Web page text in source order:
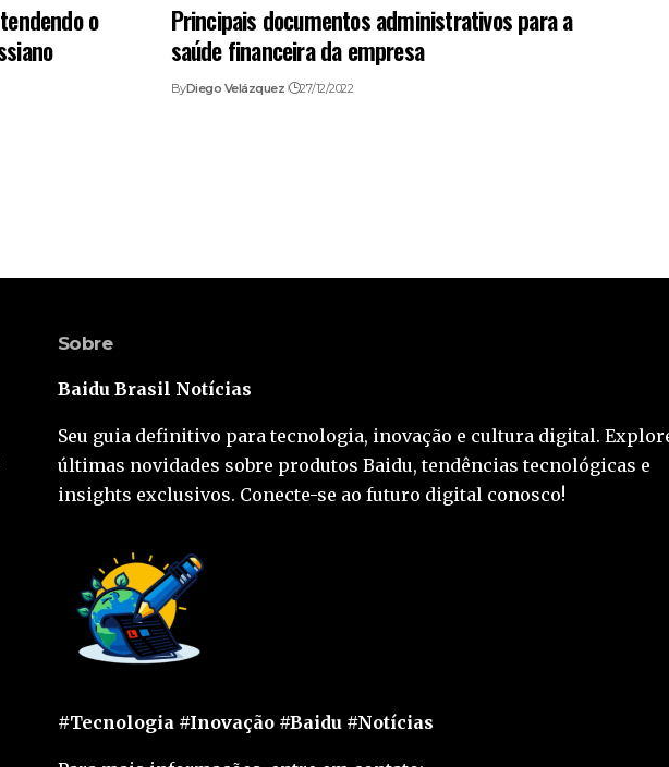
o
Principais documentos administrativos para a
saúde financeira da empresa
ByDiego Velázquez 27/12/2022
Sobre
Baidu Brasil Notícias
Seu guia definitivo para tecnologia, inovação e cultura digital.
últimas novidades sobre produtos Baidu, tendências tecnológicas e
insights exclusivos. Conecte-se ao futuro digital conosco!
#Tecnologia #Inovação #Baidu #Notícias